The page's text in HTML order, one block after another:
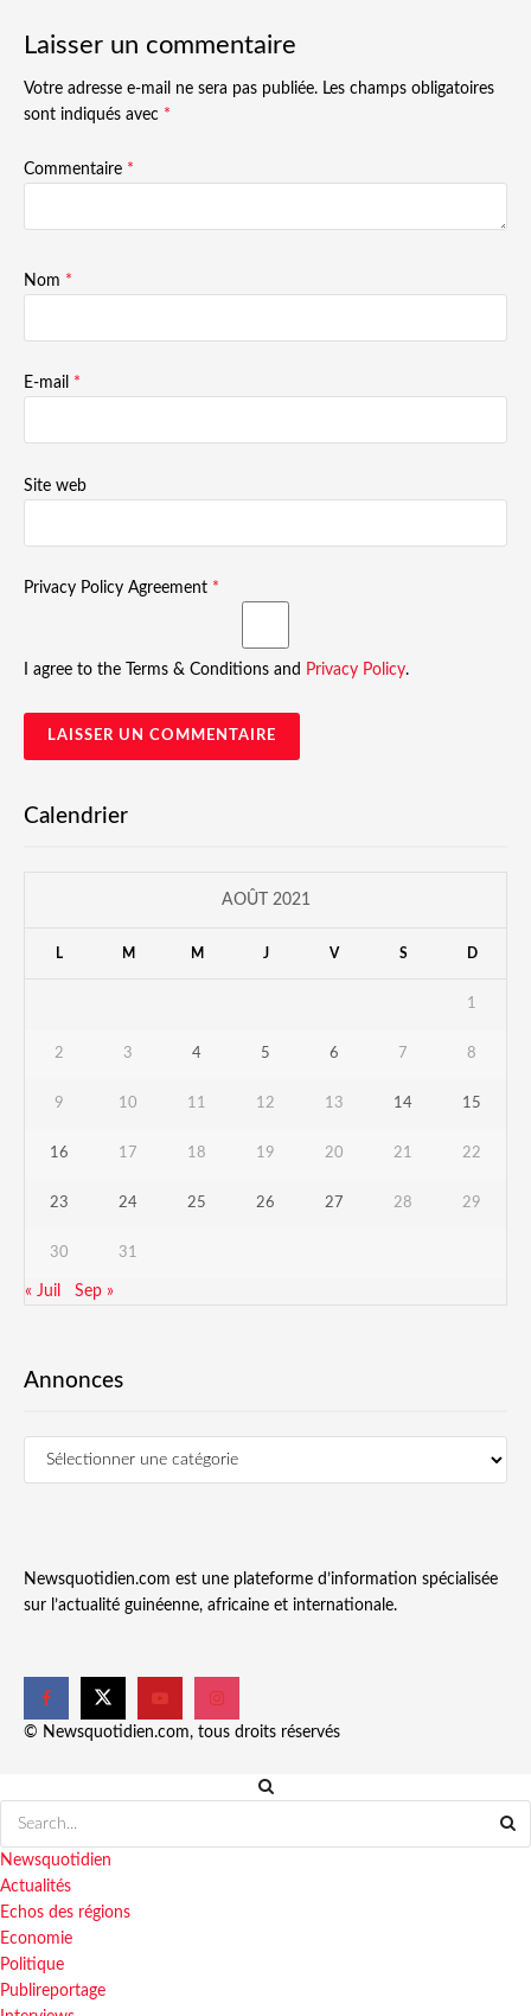
Laisser un commentaire
Votre adresse e-mail ne sera pas publiée. Les champs obligatoires
sont indiqués avec *
Commentaire *
Nom *
E-mail *
Site web
Privacy Policy Agreement *
I agree to the Terms & Conditions and Privacy Policy.
Calendrier
AOÛT 2021
L M M J V S D
1
2 3 4 5 6 7 8
9 10 11 12 13 14 15
16 17 18 19 20 21 22
23 24 25 26 27 28 29
30 31
« Juil Sep »
Annonces
Newsquotidien.com est une plateforme d’information spécialisée
sur l’actualité guinéenne, africaine et internationale.
© Newsquotidien.com, tous droits réservés
Newsquotidien
Actualités
Echos des régions
Economie
Politique
Publireportage